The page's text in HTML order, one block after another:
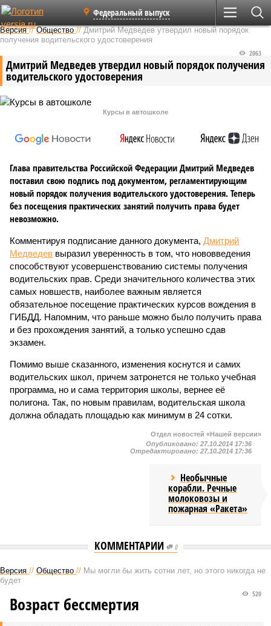
Федеральный выпуск
Версия //Общество //Дмитрий Медведев утвердил новый порядок
получения водительского удостоверения
Дмитрий Медведев утвердил новый порядок получения
водительского удостоверения
2063
Курсы в автошколе
Глава правительства Российской Федерации Дмитрий Медведев
поставил свою подпись под документом, регламентирующим
новый порядок получения водительского удостоверения. Теперь
без посещения практических занятий получить права будет
невозможно.
Комментируя подписание данного документа, Дмитрий
Медведев выразил уверенность в том, что нововведения
способствуют усовершенствованию системы получения
водительских прав. Среди значительного количества этих
самых новшеств, наиболее важным является
обязательное посещение практических курсов вождения в
ГИБДД. Напомним, что раньше можно было получить права
и без прохождения занятий, а только успешно сдав
экзамен.
Помимо выше сказанного, изменения коснутся и самих
водительских школ, причем затронется не только учебная
программа, но и сама территория школы, вернее её
полигона. Так, по новым правилам, водительская школа
должна обладать площадью как минимум в 24 сотки.
Отдел новостей «Нашей версии»
Опубликовано: 27.10.2014 17:36
Отредактировано: 27.10.2014 17:36
Необычные
корабли. Речные
молоковозы и
пожарная «Ракета»
КОММЕНТАРИИ 0
Версия // Общество // Мы могли бы жить сотни лет, но этого никогда не
будет
520
Возраст бессмертия